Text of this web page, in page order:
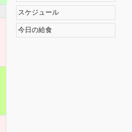
スケジュール
今日の給食